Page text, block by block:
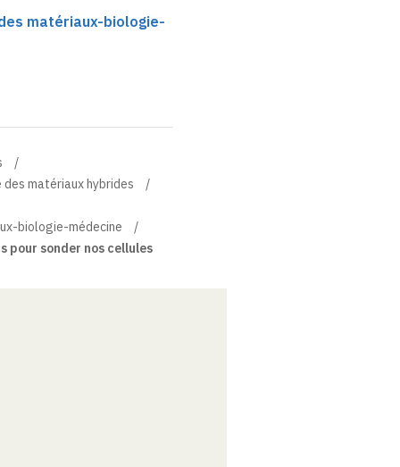
matériaux-biologie-
des matériaux hybrides
biologie-médecine
pour sonder nos cellules